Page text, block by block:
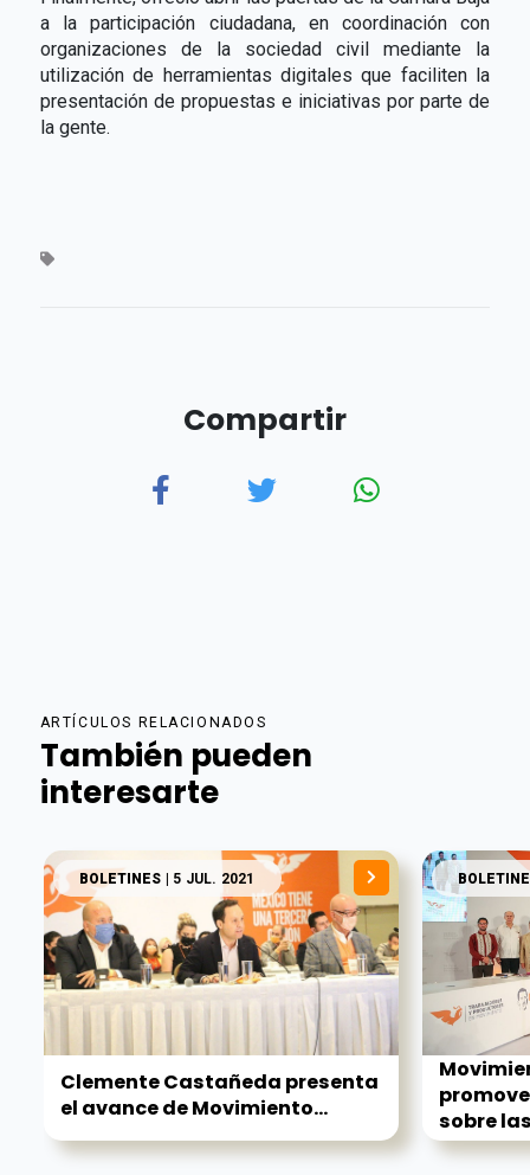
a la participación ciudadana, en coordinación con
organizaciones de la sociedad civil mediante la
utilización de herramientas digitales que faciliten la
presentación de propuestas e iniciativas por parte de
la gente.
Compartir
ARTÍCULOS RELACIONADOS
También pueden
interesarte
BOLETINES | 5 JUL. 2021
Clemente Castañeda presenta
el avance de Movimiento...
sobre